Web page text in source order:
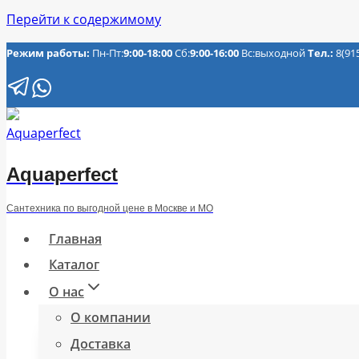
Перейти к содержимому
Режим работы: Пн-Пт:9:00-18:00Сб:9:00-16:00 Вс:выходнойТел.:
Aquaperfect
Сантехника по выгодной цене в Москве и МО
Главная
Каталог
О нас
О компании
Доставка